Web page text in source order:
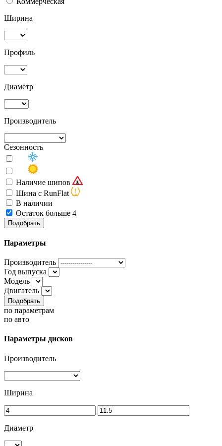
Ширина
Профиль
Диаметр
Производитель
Сезонность
Наличие шипов
Шина с RunFlat
В наличии
Остаток больше 4
Подобрать
Параметры
Производитель
Год выпуска
Модель
Двигатель
Подобрать
по параметрам
по авто
Параметры дисков
Производитель
Ширина
Диаметр